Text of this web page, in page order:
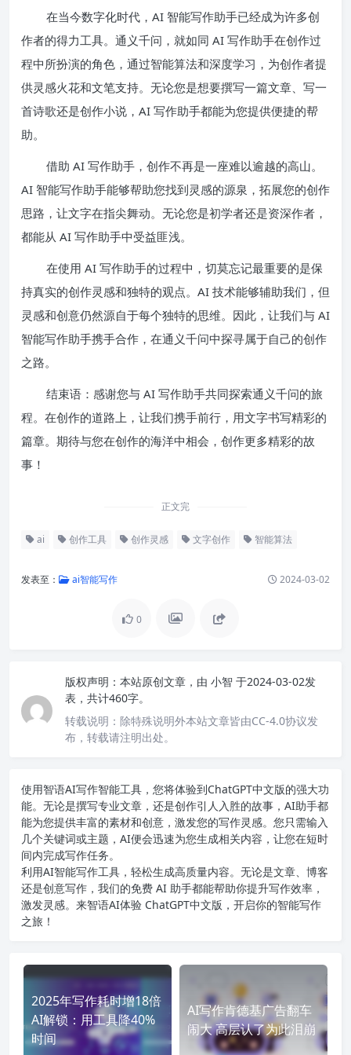
在当今数字化时代，AI 智能写作助手已经成为许多创
作者的得力工具。通义千问，就如同 AI 写作助手在创作过
程中所扮演的角色，通过智能算法和深度学习，为创作者提
供灵感火花和文笔支持。无论您是想要撰写一篇文章、写一
首诗歌还是创作小说，AI 写作助手都能为您提供便捷的帮
助。
借助 AI 写作助手，创作不再是一座难以逾越的高山。
AI 智能写作助手能够帮助您找到灵感的源泉，拓展您的创作
思路，让文字在指尖舞动。无论您是初学者还是资深作者，
都能从 AI 写作助手中受益匪浅。
在使用 AI 写作助手的过程中，切莫忘记最重要的是保
持真实的创作灵感和独特的观点。AI 技术能够辅助我们，但
灵感和创意仍然源自于每个独特的思维。因此，让我们与 AI
智能写作助手携手合作，在通义千问中探寻属于自己的创作
之路。
结束语：感谢您与 AI 写作助手共同探索通义千问的旅
程。在创作的道路上，让我们携手前行，用文字书写精彩的
篇章。期待与您在创作的海洋中相会，创作更多精彩的故
事！
正文完
ai 创作工具 创作灵感 文字创作 智能算法
发表至： ai智能写作 2024-03-02
0
版权声明： 本站原创文章，由 小智 于2024-03-02发
表，共计460字。
转载说明： 除特殊说明外本站文章皆由CC-4.0协议发
布，转载请注明出处。
使用智语AI写作智能工具，您将体验到ChatGPT中文版的强大功
能。无论是撰写专业文章，还是创作引人入胜的故事，AI助手都
能为您提供丰富的素材和创意，激发您的写作灵感。您只需输入
几个关键词或主题，AI便会迅速为您生成相关内容，让您在短时
间内完成写作任务。
利用AI智能写作工具，轻松生成高质量内容。无论是文章、博客
还是创意写作，我们的免费 AI 助手都能帮助你提升写作效率，
激发灵感。来智语AI体验 ChatGPT中文版 ，开启你的智能写作
之旅！
2025年写作耗时增18倍
AI解锁：用工具降40%
时间
AI写作肯德基广告翻车
闹大 高层认了为此泪崩